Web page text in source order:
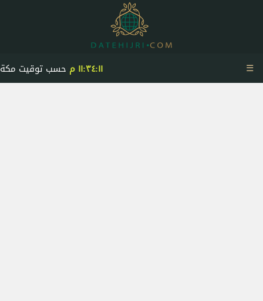
١١:٣٤:١١ م حسب توقيت مكة ☰